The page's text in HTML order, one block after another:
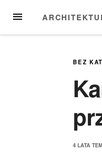
MENU
BEZ
4 LATA